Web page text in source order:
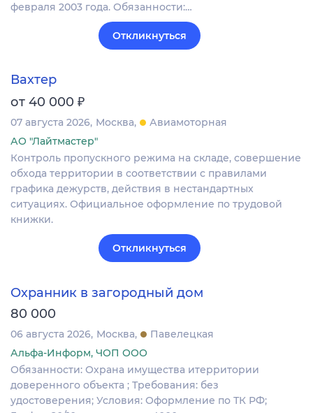
февраля 2003 года. Обязанности:…
Откликнуться
Вахтер
от 40 000 ₽
07 августа 2026 Москва
Авиамоторная
АО "Лайтмастер"
Контроль пропускного режима на складе, совершение
обхода территории в соответствии с правилами
графика дежурств, действия в нестандартных
ситуациях. Официальное оформление по трудовой
книжки.
Откликнуться
Охранник в загородный дом
80 000
06 августа 2026 Москва
Павелецкая
Альфа-Информ, ЧОП ООО
Обязанности: Охрана имущества итерритории
доверенного объекта ; Требования: без
удостоверения; Условия: Оформление по ТК РФ;